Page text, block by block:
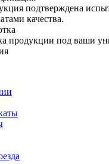
подтверждена
качества.
продукции под ваши